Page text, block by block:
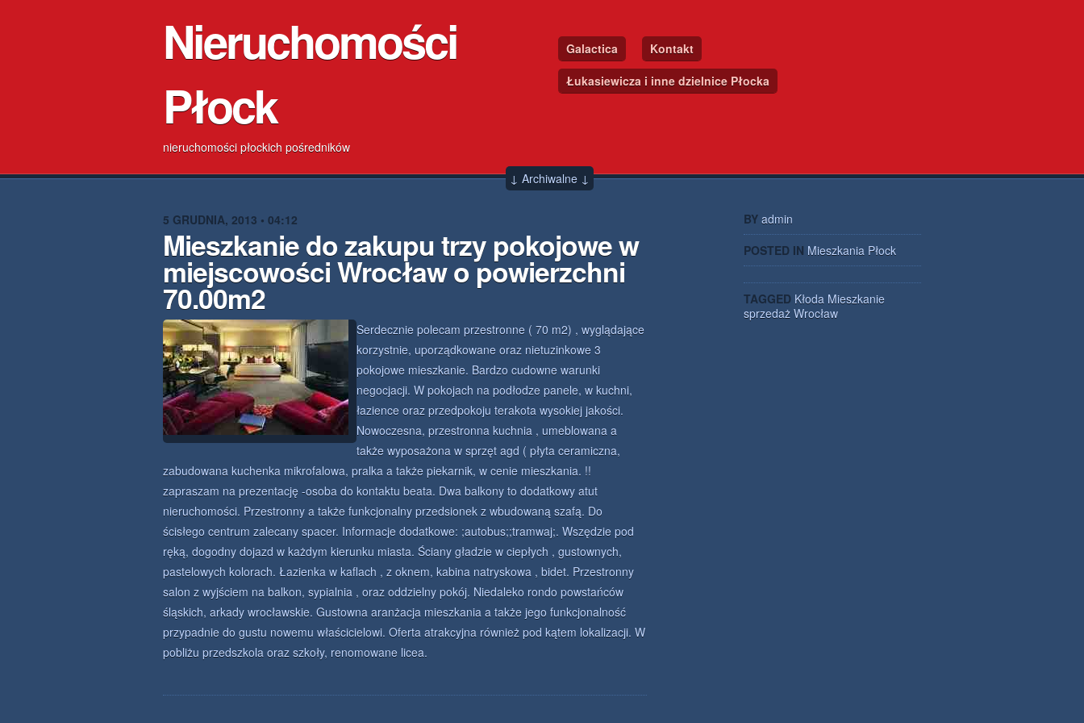
Nieruchomości
Płock
nieruchomości płockich pośredników
Galactica
Kontakt
Łukasiewicza i inne dzielnice Płocka
↓ Archiwalne ↓
5 GRUDNIA, 2013 • 04:12
Mieszkanie do zakupu trzy pokojowe w
miejscowości Wrocław o powierzchni
70.00m2
Serdecznie polecam przestronne ( 70 m2) , wyglądające
korzystnie, uporządkowane oraz nietuzinkowe 3
pokojowe mieszkanie. Bardzo cudowne warunki
negocjacji. W pokojach na podłodze panele, w kuchni,
łazience oraz przedpokoju terakota wysokiej jakości.
Nowoczesna, przestronna kuchnia , umeblowana a
także wyposażona w sprzęt agd ( płyta ceramiczna,
zabudowana kuchenka mikrofalowa, pralka a także piekarnik, w cenie mieszkania. !!
zapraszam na prezentację -osoba do kontaktu beata. Dwa balkony to dodatkowy atut
nieruchomości. Przestronny a także funkcjonalny przedsionek z wbudowaną szafą. Do
ścisłego centrum zalecany spacer. Informacje dodatkowe: ;autobus;;tramwaj;. Wszędzie pod
ręką, dogodny dojazd w każdym kierunku miasta. Ściany gładzie w ciepłych , gustownych,
pastelowych kolorach. Łazienka w kaflach , z oknem, kabina natryskowa , bidet. Przestronny
salon z wyjściem na balkon, sypialnia , oraz oddzielny pokój. Niedaleko rondo powstańców
śląskich, arkady wrocławskie. Gustowna aranżacja mieszkania a także jego funkcjonalność
przypadnie do gustu nowemu właścicielowi. Oferta atrakcyjna również pod kątem lokalizacji. W
pobliżu przedszkola oraz szkoły, renomowane licea.
BY admin
POSTED IN Mieszkania Płock
TAGGED Kłoda Mieszkanie
sprzedaż Wrocław